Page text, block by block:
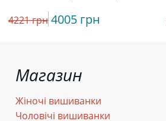
4221 грн 4005 грн
Магазин
Жіночі вишиванки
Чоловічі вишиванки